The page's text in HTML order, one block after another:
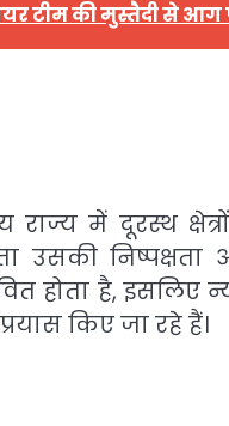
टीम की मुस्तैदी से आग
राज्य में दूरस्थ
उसकी
होता है, इसलिए
किए जा रहे हैं।